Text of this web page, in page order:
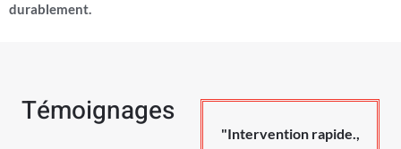
durablement.
Témoignages
"Intervention rapide.,